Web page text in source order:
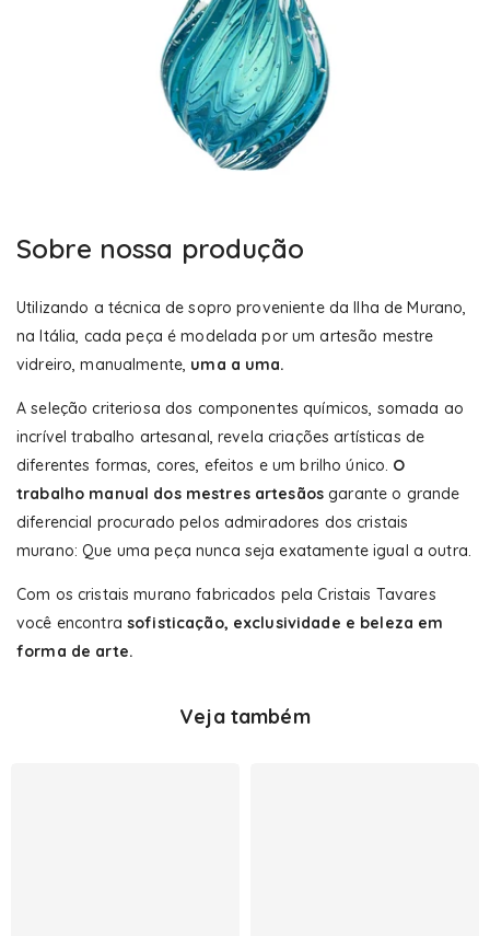
Sobre nossa produção
Utilizando a técnica de sopro proveniente da Ilha de Murano,
na Itália, cada peça é modelada por um artesão mestre
vidreiro, manualmente, uma a uma.
A seleção criteriosa dos componentes químicos, somada ao
incrível trabalho artesanal, revela criações artísticas de
diferentes formas, cores, efeitos e um brilho único. O
trabalho manual dos mestres artesãos garante o grande
diferencial procurado pelos admiradores dos cristais
murano: Que uma peça nunca seja exatamente igual a outra.
Com os cristais murano fabricados pela Cristais Tavares
você encontra sofisticação, exclusividade e beleza em
forma de arte.
Veja também